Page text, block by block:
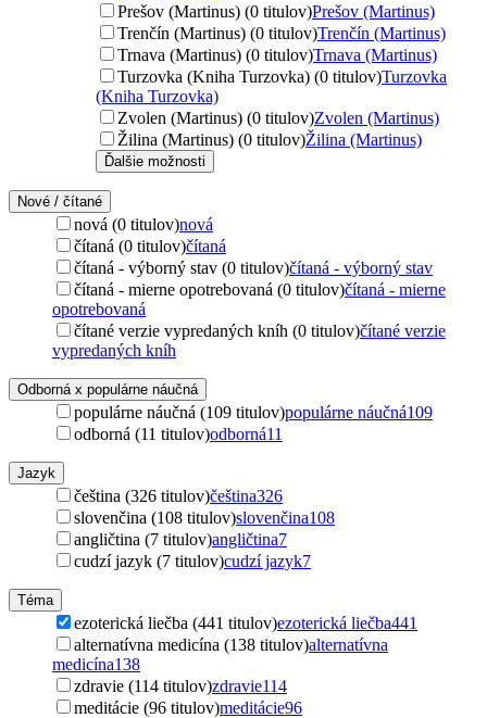
Prešov (Martinus) (0 titulov)Prešov (Martinus)
Trenčín (Martinus) (0 titulov)Trenčín (Martinus)
Trnava (Martinus) (0 titulov)Trnava (Martinus)
Turzovka (Kniha Turzovka) (0 titulov)Turzovka
(Kniha Turzovka)
Zvolen (Martinus) (0 titulov)Zvolen (Martinus)
Žilina (Martinus) (0 titulov)Žilina (Martinus)
Ďalšie možnosti
Nové / čítané
nová (0 titulov)nová
čítaná (0 titulov)čítaná
čítaná - výborný stav (0 titulov)čítaná - výborný stav
čítaná - mierne opotrebovaná (0 titulov)čítaná - mierne
opotrebovaná
čítané verzie vypredaných kníh (0 titulov)čítané verzie
vypredaných kníh
Odborná x populárne náučná
populárne náučná (109 titulov)populárne náučná109
odborná (11 titulov)odborná11
Jazyk
čeština (326 titulov)čeština326
slovenčina (108 titulov)slovenčina108
angličtina (7 titulov)angličtina7
cudzí jazyk (7 titulov)cudzí jazyk7
Téma
ezoterická liečba (441 titulov)ezoterická liečba441
alternatívna medicína (138 titulov)alternatívna
medicína138
zdravie (114 titulov)zdravie114
meditácie (96 titulov)meditácie96